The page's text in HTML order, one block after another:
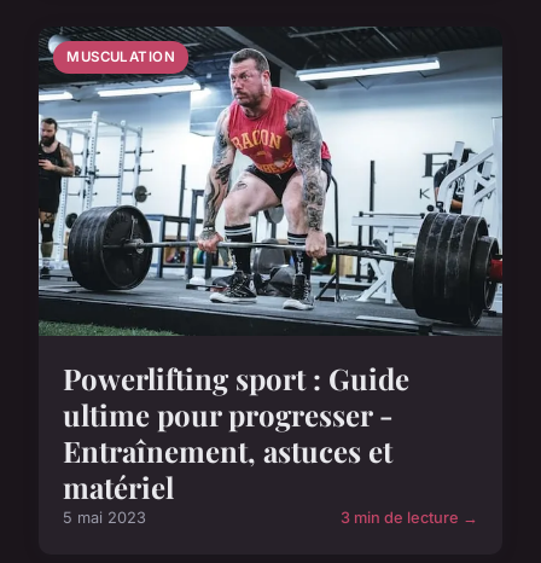
MUSCULATION
Powerlifting sport : Guide
ultime pour progresser -
Entraînement, astuces et
matériel
5 mai 2023 3 min de lecture →